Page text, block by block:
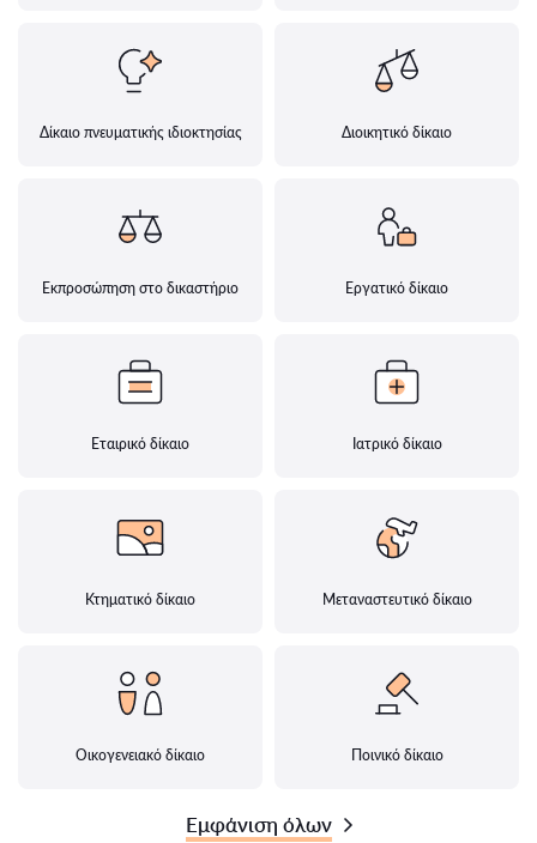
Δίκαιο πνευματικής ιδιοκτησίας Διοικητικό δίκαιο
Εκπροσώπηση στο δικαστήριο Εργατικό δίκαιο
Εταιρικό δίκαιο Ιατρικό δίκαιο
Κτηματικό δίκαιο Μεταναστευτικό δίκαιο
Οικογενειακό δίκαιο Ποινικό δίκαιο
Εμφάνιση όλων